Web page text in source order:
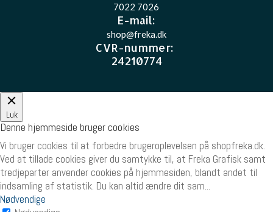
7022 7026
E-mail:
shop@freka.dk
CVR-nummer:
24210774
Luk
Denne hjemmeside bruger cookies
Vi bruger cookies til at forbedre brugeroplevelsen på shopfreka.dk.
Ved at tillade cookies giver du samtykke til, at Freka Grafisk samt
tredjeparter anvender cookies på hjemmesiden, blandt andet til
indsamling af statistik. Du kan altid ændre dit sam...
Nødvendige